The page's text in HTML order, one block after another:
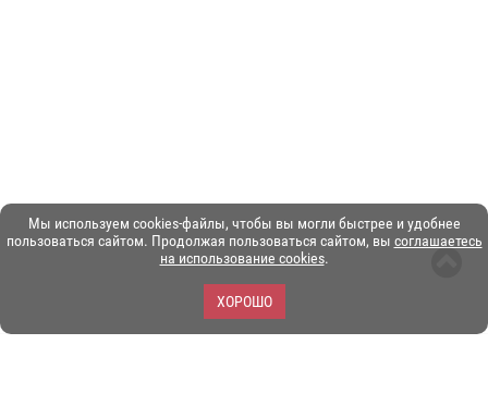
Мы используем cookies-файлы, чтобы вы могли быстрее и удобнее
пользоваться сайтом. Продолжая пользоваться сайтом, вы соглашаетесь
на использование cookies.
ХОРОШО